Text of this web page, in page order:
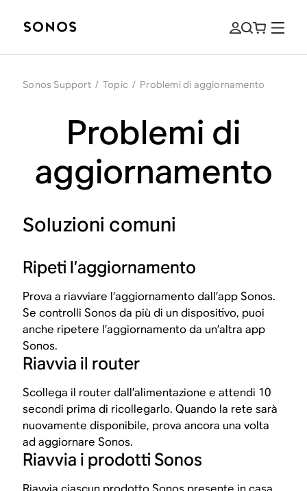
Sonos Support / Topic / Problemi di aggiornamento
Problemi di
aggiornamento
Soluzioni comuni
Ripeti l’aggiornamento
Prova a riavviare l’aggiornamento dall’app Sonos.
Se controlli Sonos da più di un dispositivo, puoi
anche ripetere l’aggiornamento da un’altra app
Sonos.
Riavvia il router
Scollega il router dall’alimentazione e attendi 10
secondi prima di ricollegarlo. Quando la rete sarà
nuovamente disponibile, prova ancora una volta
ad aggiornare Sonos.
Riavvia i prodotti Sonos